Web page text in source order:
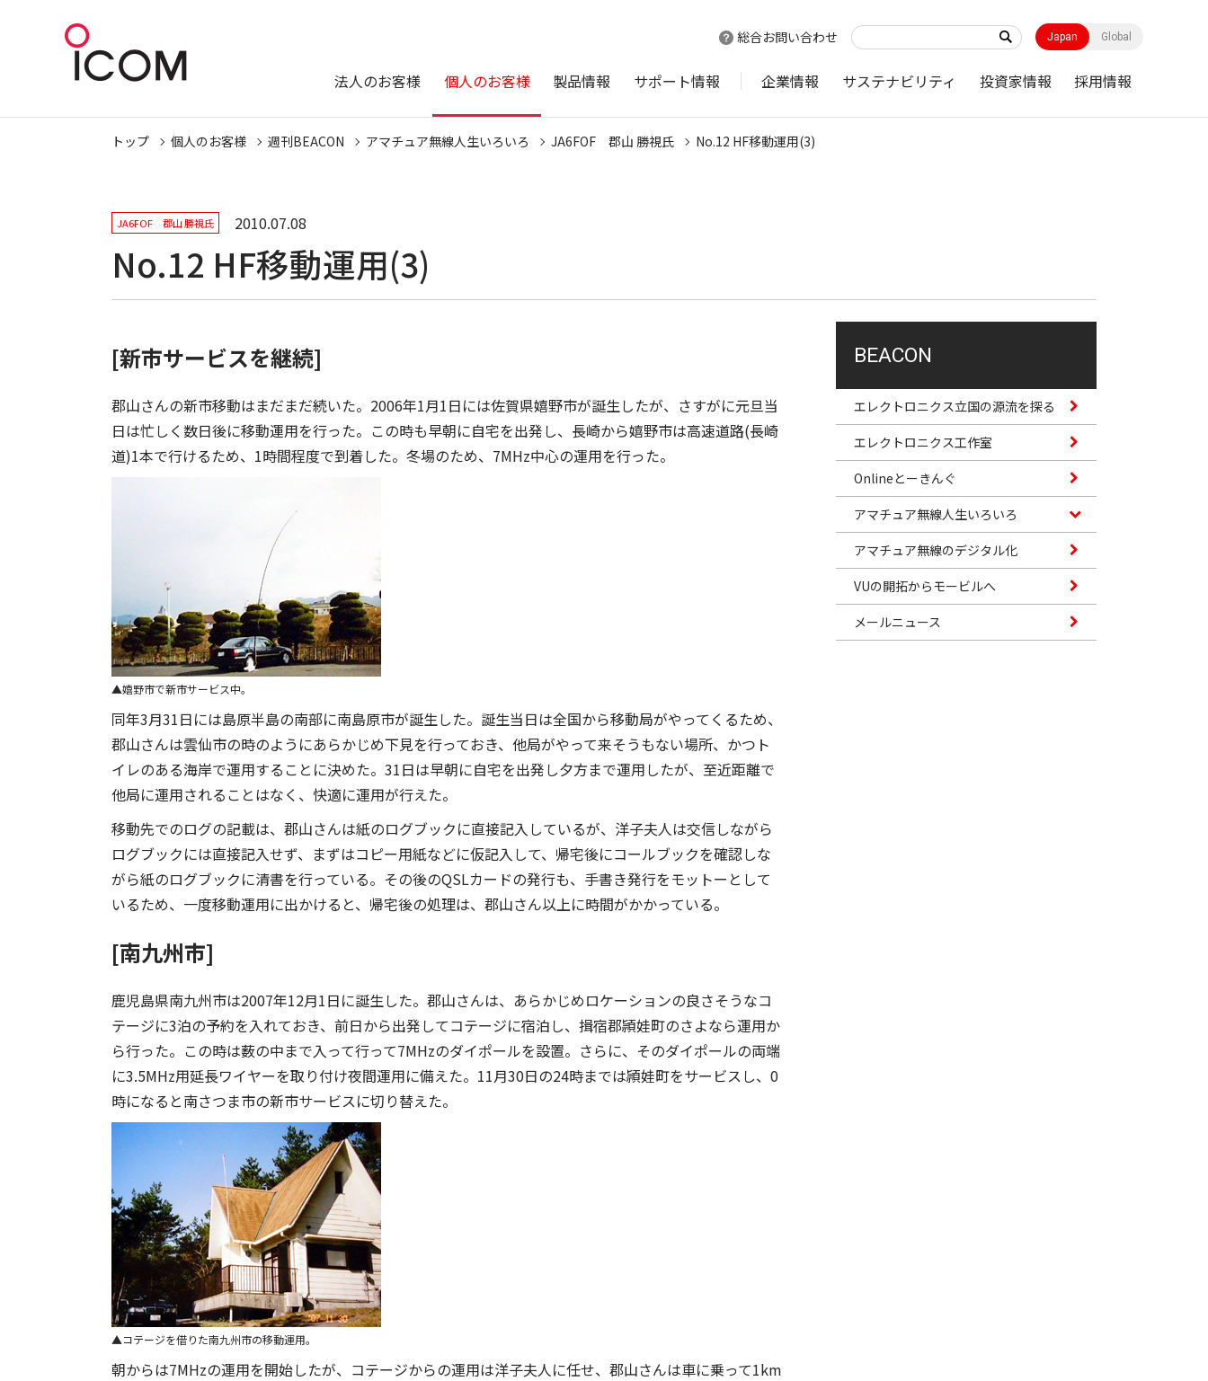
総合お問い合わせ Japan Global
法人のお客様 個人のお客様 製品情報 サポート情報 企業情報 サステナビリティ 投資家情報 採用情報
トップ 個人のお客様 週刊BEACON アマチュア無線人生いろいろ JA6FOF 郡山 勝視氏 No.12 HF移動運用(3)
JA6FOF 郡山 勝視氏 2010.07.08
No.12 HF移動運用(3)
[新市サービスを継続]
郡山さんの新市移動はまだまだ続いた。2006年1月1日には佐賀県嬉野市が誕生したが、さすがに元旦当
日は忙しく数日後に移動運用を行った。この時も早朝に自宅を出発し、長崎から嬉野市は高速道路(長崎
道)1本で行けるため、1時間程度で到着した。冬場のため、7MHz中心の運用を行った。
嬉野市で新市サービス中。
同年3月31日には島原半島の南部に南島原市が誕生した。誕生当日は全国から移動局がやってくるため、
郡山さんは雲仙市の時のようにあらかじめ下見を行っておき、他局がやって来そうもない場所、かつト
イレのある海岸で運用することに決めた。31日は早朝に自宅を出発し夕方まで運用したが、至近距離で
他局に運用されることはなく、快適に運用が行えた。
移動先でのログの記載は、郡山さんは紙のログブックに直接記入しているが、洋子夫人は交信しながら
ログブックには直接記入せず、まずはコピー用紙などに仮記入して、帰宅後にコールブックを確認しな
がら紙のログブックに清書を行っている。その後のQSLカードの発行も、手書き発行をモットーとして
いるため、一度移動運用に出かけると、帰宅後の処理は、郡山さん以上に時間がかかっている。
[南九州市]
鹿児島県南九州市は2007年12月1日に誕生した。郡山さんは、あらかじめロケーションの良さそうなコ
テージに3泊の予約を入れておき、前日から出発してコテージに宿泊し、揖宿郡頴娃町のさよなら運用か
ら行った。この時は薮の中まで入って行って7MHzのダイポールを設置。さらに、そのダイポールの両端
に3.5MHz用延長ワイヤーを取り付け夜間運用に備えた。11月30日の24時までは頴娃町をサービスし、0
時になると南さつま市の新市サービスに切り替えた。
コテージを借りた南九州市の移動運用。
朝からは7MHzの運用を開始したが、コテージからの運用は洋子夫人に任せ、郡山さんは車に乗って1km
BEACON
エレクトロニクス立国の源流を探る
エレクトロニクス工作室
Onlineとーきんぐ
アマチュア無線人生いろいろ
アマチュア無線のデジタル化
VUの開拓からモービルへ
メールニュース